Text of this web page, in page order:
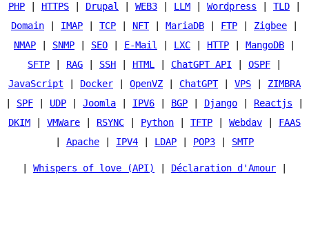
PHP
HTTPS Drupal WEB3 LLM Wordpress TLD
Domain
IMAP TCP NFT| MariaDB FTP Zigbee
NMAP
SNMP SEO E-Mail LXC HTTP MangoDB
SFTP
RAG SSH HTML ChatGPT API OSPF
JavaScript
Docker OpenVZ ChatGPT| VPS
ZIMBRA
SPF UDP Joomla IPV6 BGP Django Reactjs
DKIM
VMWare RSYNC Python TFTP Webdav
FAAS
Apache IPV4 LDAP POP3 SMTP
Whispers of love (API) Déclaration d'Amour